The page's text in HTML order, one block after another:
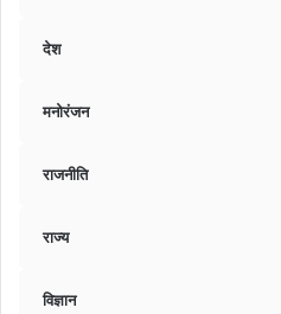
देश
मनोरंजन
राजनीति
राज्य
विज्ञान